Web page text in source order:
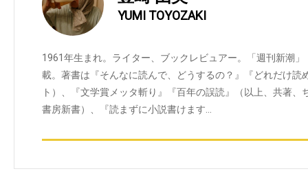
YUMI TOYOZAKI
1961年生まれ。ライター、ブックレビュアー。「週刊新潮
載。著書は『そんなに読んで、どうするの？』『どれだけ読
ト）、『文学賞メッタ斬り』『百年の誤読』（以上、共著
書房新書）、『読まずに小説書けます…